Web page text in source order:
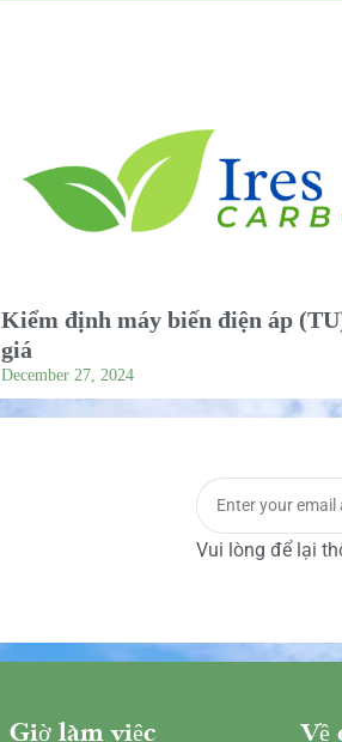
Kiểm định máy biến điện áp
giá
December 27, 2024
Vui lòng để lại
Giờ làm việc Về